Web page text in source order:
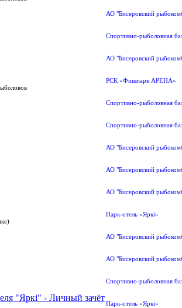
АО "Бисеровский
Спортивно-рыболовная
АО "Бисеровский
РСК «Фишпарк АРЕНА»
Спортивно-рыболовная
Спортивно-рыболовная
АО "Бисеровский
АО "Бисеровский
АО "Бисеровский
Парк-отель «Яркi»
АО "Бисеровский
АО "Бисеровский
Спортивно-рыболовная
"Яркi" - Личный зачёт
Парк-отель «Яркi»